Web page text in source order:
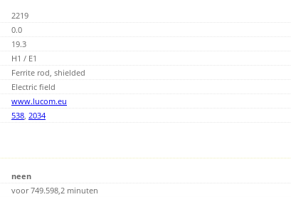
2219
0.0
19.3
H1 / E1
Ferrite rod, shielded
Electric field
www.lucom.eu
538, 2034
neen
voor 749.598,2 minuten